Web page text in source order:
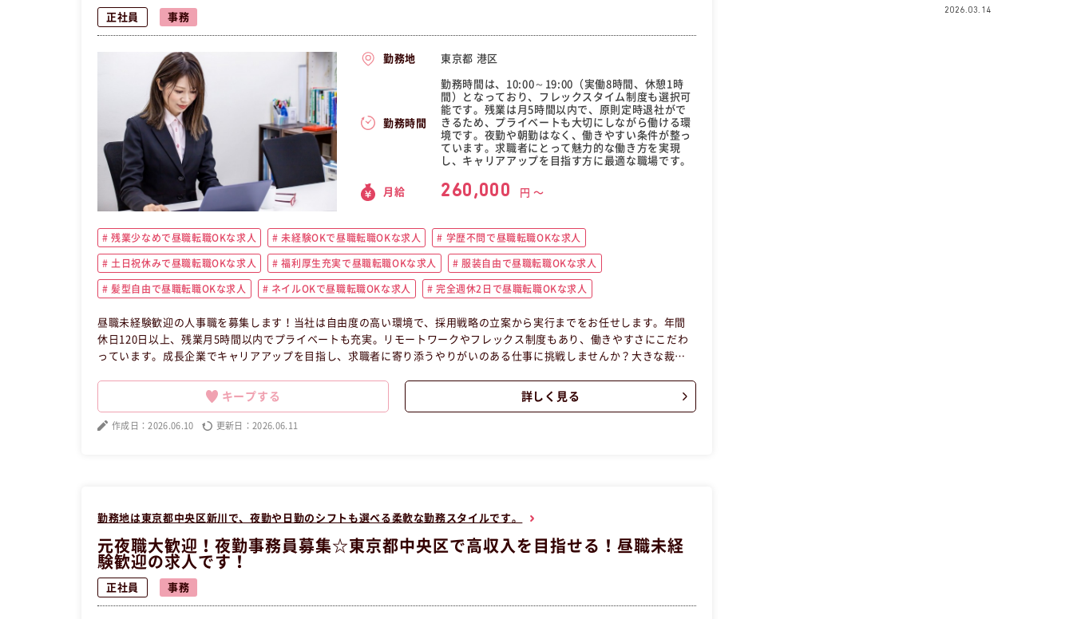
正社員 事務
勤務地 東京都 港区
勤務時間
勤務時間は、10:00～19:00（実働8時間、休憩1時
間）となっており、フレックスタイム制度も選択可
能です。残業は月5時間以内で、原則定時退社がで
きるため、プライベートも大切にしながら働ける環
境です。夜勤や朝勤はなく、働きやすい条件が整っ
ています。求職者にとって魅力的な働き方を実現
し、キャリアアップを目指す方に最適な職場です。
月給 260,000 円 〜
残業少なめで昼職転職OKな求人 未経験OKで昼職転職OKな求人 学歴不問で昼職転職OKな求人
土日祝休みで昼職転職OKな求人 福利厚生充実で昼職転職OKな求人 服装自由で昼職転職OKな求人
髪型自由で昼職転職OKな求人 ネイルOKで昼職転職OKな求人 完全週休2日で昼職転職OKな求人
昼職未経験歓迎の人事職を募集します！当社は自由度の高い環境で、採用戦略の立案から実行までをお任せします。年間
休日120日以上、残業月5時間以内でプライベートも充実。リモートワークやフレックス制度もあり、働きやすさにこだわ
っています。成長企業でキャリアアップを目指し、求職者に寄り添うやりがいのある仕事に挑戦しませんか？大きな裁量
キープする 詳しく見る
作成日：2026.06.10 更新日：2026.06.11
勤務地は東京都中央区新川で、夜勤や日勤のシフトも選べる柔軟な勤務スタイルです。
元夜職大歓迎！夜勤事務員募集☆東京都中央区で高収入を目指せる！昼職未経
験歓迎の求人です！
正社員 事務
2026.03.14